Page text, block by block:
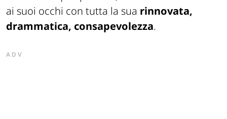
ai suoi occhi con tutta la sua rinnovata,
drammatica, consapevolezza.
ADV